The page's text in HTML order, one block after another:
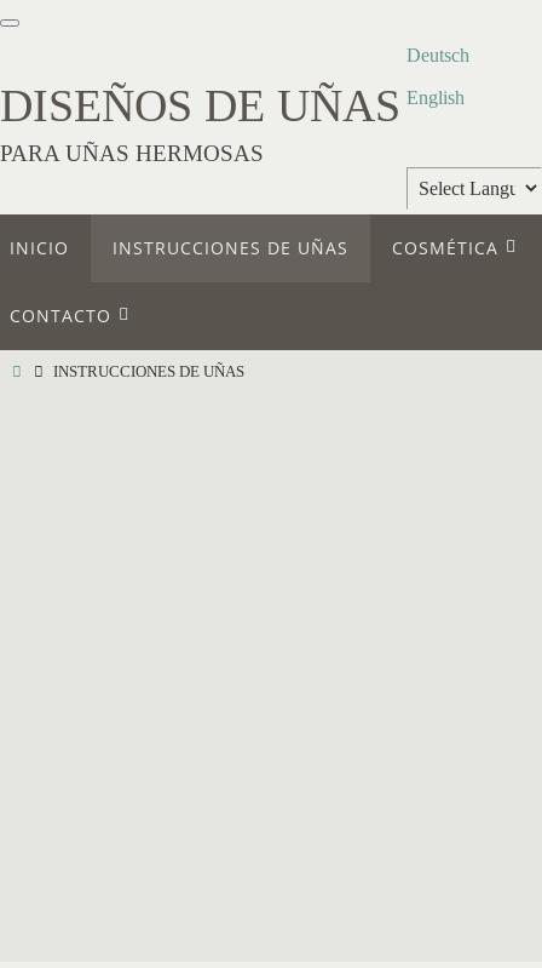
DISEÑOS DE UÑAS
PARA UÑAS HERMOSAS
Deutsch
English
Translate
INICIO INSTRUCCIONES DE UÑAS COSMÉTICA
CONTACTO
INSTRUCCIONES DE UÑAS